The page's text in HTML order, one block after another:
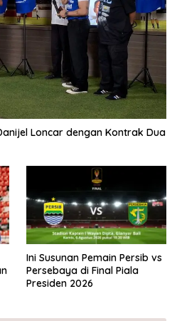
Loncar dengan Kontrak Dua
Ini Susunan Pemain Persib vs
Persebaya di Final Piala
Presiden 2026